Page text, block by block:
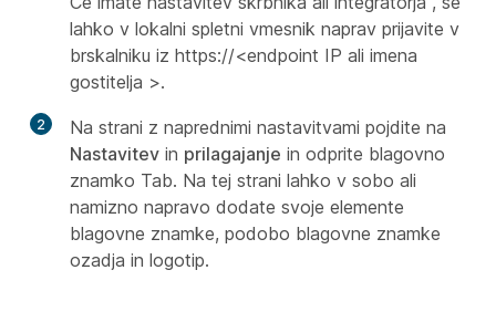
lahko v lokalni spletni vmesnik naprav prijavite v
brskalniku iz https://<endpoint IP ali imena
gostitelja >.
2
Na strani z naprednimi nastavitvami pojdite na
Nastavitev in prilagajanje in odprite blagovno
znamko Tab. Na tej strani lahko v sobo ali
namizno napravo dodate svoje elemente
blagovne znamke, podobo blagovne znamke
ozadja in logotip.